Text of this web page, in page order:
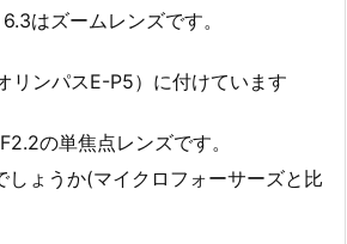
はズームレンズです。
リンパスE-P5）に付けています
の単焦点レンズです。
しょうか(マイクロフォーサーズと比